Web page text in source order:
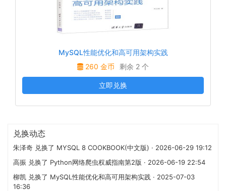
MySQL性能优化和高可用架构实践
260 金币
剩余 2 个
立即兑换
兑换动态
朱泽奇 兑换了 MYSQL 8 COOKBOOK(中文版) · 2026-06-29 19:12
高振 兑换了 Python网络爬虫权威指南第2版 · 2026-06-19 22:54
柳凯 兑换了 MySQL性能优化和高可用架构实践 · 2025-07-03
16:36